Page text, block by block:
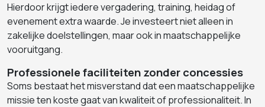
Hierdoor krijgt iedere vergadering, training, heidag of
evenement extra waarde. Je investeert niet alleen in
zakelijke doelstellingen, maar ook in maatschappelijke
vooruitgang.
Professionele faciliteiten zonder concessies
Soms bestaat het misverstand dat een maatschappelijke
missie ten koste gaat van kwaliteit of professionaliteit. In